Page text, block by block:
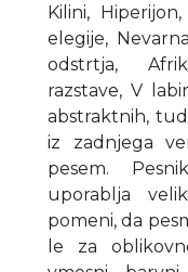
Kilini,
elegije,
odstrtja,
razstave, V
abstraktnih,
iz zadnjega
pesem.
uporablja
pomeni, da
le za